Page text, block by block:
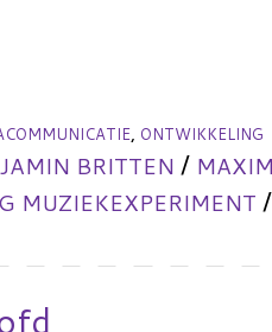
, ONTWIKKELING
BRITTEN /
MUZIEKEXPERIMENT /